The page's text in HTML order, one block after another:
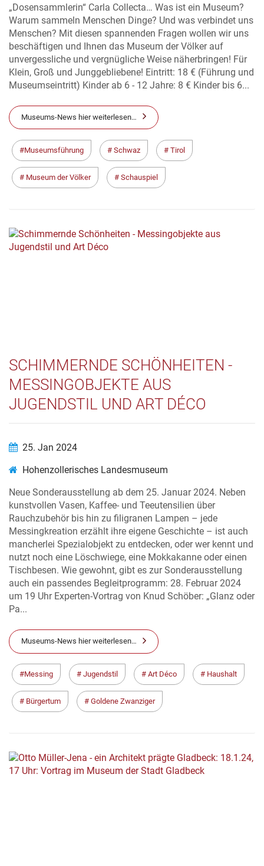
„Dosensammlerin“ Carla Collecta… Was ist ein Museum?
Warum sammeln Menschen Dinge? Und was verbindet uns
Menschen? Mit diesen spannenden Fragen wollen wir uns
beschäftigen und Ihnen das Museum der Völker auf
unvergessliche und vergnügliche Weise näherbringen! Für
Klein, Groß und Junggebliebene! Eintritt: 18 € (Führung und
Museumseintritt) Kinder ab 6 - 12 Jahre: 8 € Kinder bis 6...
Museums-News hier weiterlesen…
Museumsführung Schwaz Tirol
Museum der Völker Schauspiel
SCHIMMERNDE SCHÖNHEITEN -
MESSINGOBJEKTE AUS
JUGENDSTIL UND ART DÉCO
25. Jan 2024
Hohenzollerisches Landesmuseum
Neue Sonderausstellung ab dem 25. Januar 2024. Neben
kunstvollen Vasen, Kaffee- und Teeutensilien über
Rauchzubehör bis hin zu filigranen Lampen – jede
Messingkreation erzählt ihre eigene Geschichte – ist auch
mancherlei Spezialobjekt zu entdecken, oder wer kennt und
nutzt noch eine Löschwiege, eine Mokkakanne oder einen
Tischbesen. Wie gewohnt, gibt es zur Sonderausstellung
auch ein passendes Begleitprogramm: 28. Februar 2024
um 19 Uhr Experten-Vortrag von Knud Schöber: „Glanz oder
Pa...
Museums-News hier weiterlesen…
Messing Jugendstil Art Déco Haushalt
Bürgertum Goldene Zwanziger